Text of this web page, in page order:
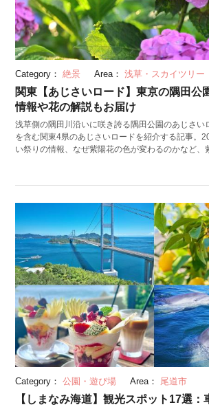
Category： 絶景 Area： 浅草・スカイツリー
関東【あじさいロード】東京の隅田公
情報や花の解説もお届け
浅草側の隅田川沿いに咲き誇る隅田公園のあじさい
を含む関東4県のあじさいロードを紹介する記事。
い祭りの情報、なぜ紫陽花の色が変わるのかなど、
Category： 公園・遊び場 Area： 尾道市
【しまなみ海道】観光スポット17選：